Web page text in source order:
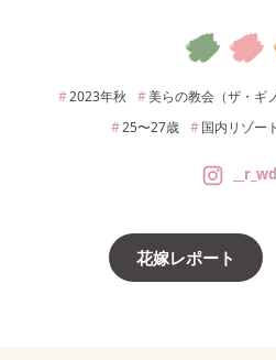
2023年秋 美らの教会（ザ・ギ
25〜27歳 国内リゾート
花嫁レポート